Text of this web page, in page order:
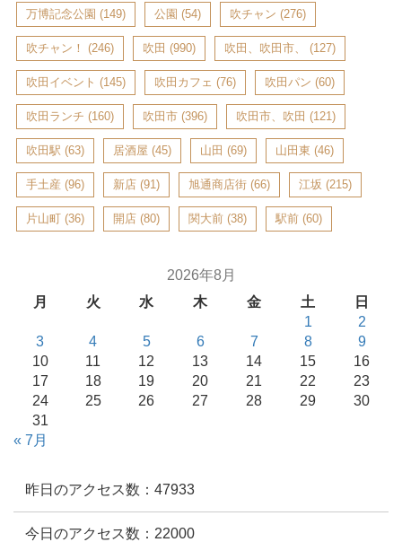
万博記念公園 (149) 公園 (54) 吹チャン (276)
吹チャン！ (246) 吹田 (990) 吹田、吹田市、 (127)
吹田イベント (145) 吹田カフェ (76) 吹田パン (60)
吹田ランチ (160) 吹田市 (396) 吹田市、吹田 (121)
吹田駅 (63) 居酒屋 (45) 山田 (69) 山田東 (46)
手土産 (96) 新店 (91) 旭通商店街 (66) 江坂 (215)
片山町 (36) 開店 (80) 関大前 (38) 駅前 (60)
2026年8月
月
火 水 木 金 土
日
1
2
3
4 5 6 7 8
9
10
11 12 13 14 15
16
17
18 19 20 21 22
23
24
25 26 27 28 29
30
31
« 7月
昨日のアクセス数：47933
今日のアクセス数：22000